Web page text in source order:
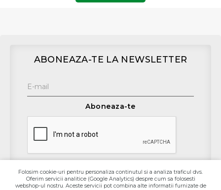
ABONEAZA-TE LA NEWSLETTER
Aboneaza-te
Folosim cookie-uri pentru personaliza continutul si a analiza traficul dvs.
Oferim servicii analitice (Google Analytics) despre cum sa folosesti
webshop-ul nostru. Aceste servicii pot combina alte informatii furnizate de